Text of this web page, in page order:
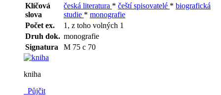
Klíčová
slova
česká literatura * čeští spisovatelé * biografická
studie * monografie
Počet ex.
1, z toho volných 1
Druh dok. monografie
Signatura
M 75 c 70
kniha
Půjčit